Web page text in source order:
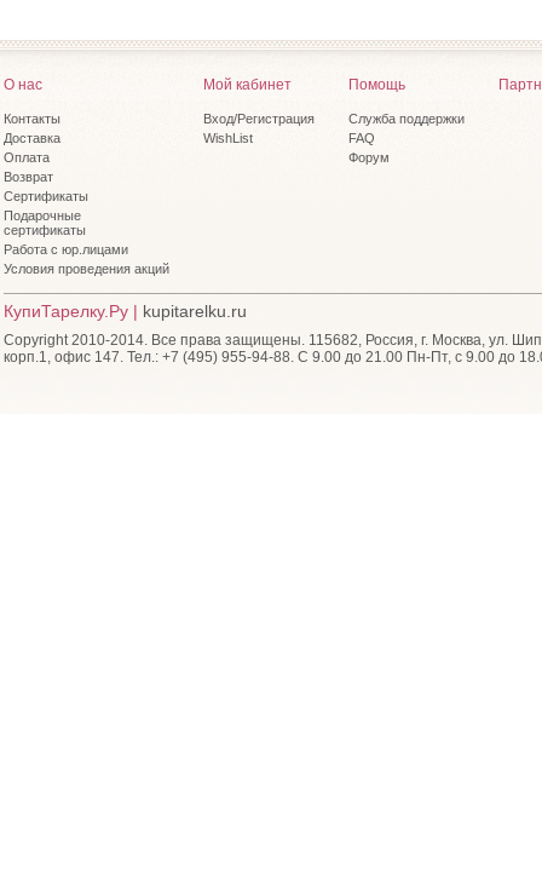
О нас
Контакты
Доставка
Оплата
Возврат
Сертификаты
Подарочные
сертификаты
Работа с юр.лицами
Условия проведения акций
Мой кабинет
Вход/Регистрация
WishList
Помощь
Служба поддержки
FAQ
Форум
КупиТарелку.Ру | kupitarelku.ru
Copyright 2010-2014. Все права защищены. 115682, Россия, г. Москва, ул.
корп.1, офис 147. Тел.: +7 (495) 955-94-88. С 9.00 до 21.00 Пн-Пт, с 9.00 до